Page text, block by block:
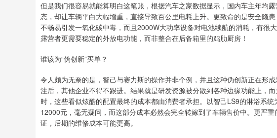
但是我们很容易就能算明白这笔账，根据汽车之家数据显示，国内车主年均
态，却让车辆平白大幅增重，直接导致百公里电耗上升。更致命的是安全隐
不畅易引发一氧化碳中毒，而且2000W大功率设备对电池续航的消耗，有很
露营者更需要稳定的外放电功能，而非整合在后备箱里的鸡肋厨房！
谁该为“伪创新”买单？
令人颇为无奈的是，智己与赛力斯的操作并非个例，并且这种伪创新正在形
注后，其他企业不得不跟进。结果就是研发资源被分散到各种边缘功能上，
时，这些看似炫酷的配置最终的成本都由消费者承担。以智己LS9的淋浴系
12000元，毫无疑问，而这部分成本必然会完全转嫁到了车辆售价中。更严
证，后期的维修成本可能更高。